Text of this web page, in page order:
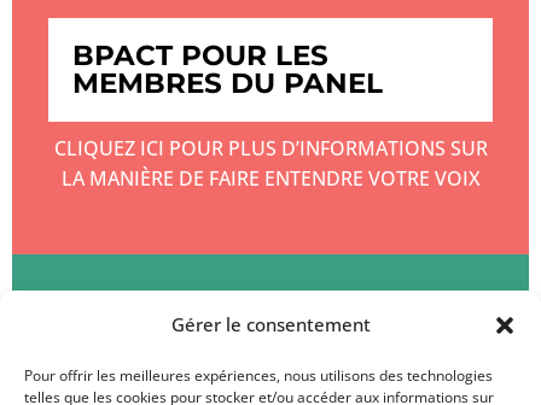
Gérer le consentement
Pour offrir les meilleures expériences, nous utilisons des technologies
telles que les cookies pour stocker et/ou accéder aux informations sur
BPACT POUR LES
MEMBRES DU PANEL
CLIQUEZ ICI POUR PLUS D’INFORMATIONS SUR
LA MANIÈRE DE FAIRE ENTENDRE VOTRE VOIX
BPACT POUR LES CLIENTS
CLIQUEZ ICI POUR EN SAVOIR PLUS SUR